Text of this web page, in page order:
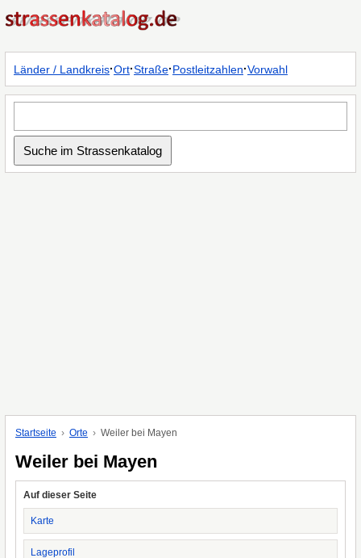
Länder / Landkreis·Ort·Straße·Postleitzahlen·Vorwahl
Startseite Orte Weiler bei Mayen
Weiler bei Mayen
Auf dieser Seite
Karte
Lageprofil